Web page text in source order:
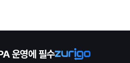
운영에 필수